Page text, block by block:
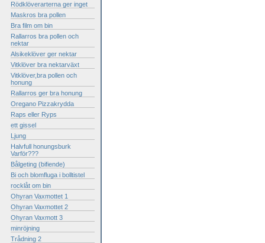
Rödklöverarterna ger inget
Maskros bra pollen
Bra film om bin
Rallarros bra pollen och
nektar
Alsikeklöver ger nektar
Vitklöver bra nektarväxt
Vitklöver,bra pollen och
honung
Rallarros ger bra honung
Oregano Pizzakrydda
Raps eller Ryps
ett gissel
Ljung
Halvfull honungsburk
Varför???
Bålgeting (bifiende)
Bi och blomfluga i bolltistel
rocklåt om bin
Ohyran Vaxmottet 1
Ohyran Vaxmottet 2
Ohyran Vaxmott 3
minröjning
Trådning 2